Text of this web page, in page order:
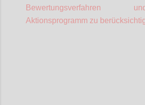
Aktionsprogramm zu